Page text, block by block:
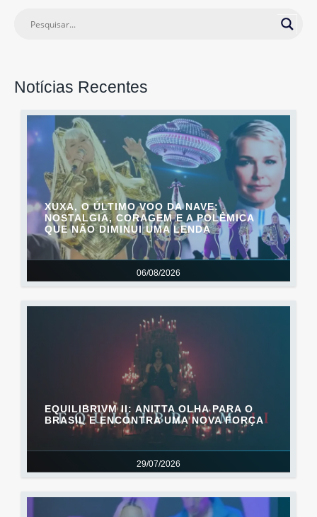
Notícias Recentes
06/08/2026
XUXA, O ÚLTIMO VOO DA NAVE:
NOSTALGIA, CORAGEM E A POLÊMICA
QUE NÃO DIMINUI UMA LENDA
29/07/2026
EQUILIBRIVM II: ANITTA OLHA PARA O
BRASIL E ENCONTRA UMA NOVA FORÇA